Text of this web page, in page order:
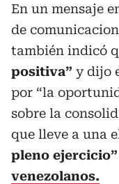
En un mensaje
de
también indicó
positiva” y dijo
por “la
sobre la
que lleve a una
pleno
venezolanos.